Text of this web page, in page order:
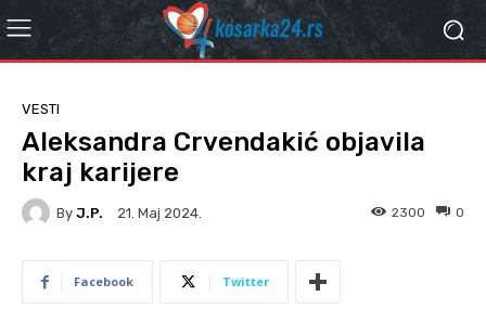
VESTI
Aleksandra Crvendakić objavila
kraj karijere
By J.P. 21. Мај 2024. 0
2300
Facebook Twitter